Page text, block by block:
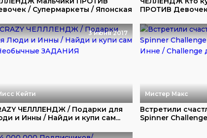
/ Супермаркеты / Японская
ПРОТИВ
3 июня 2017
Кейти
ЧЕЛЛЛЕНДЖ / Подарки для
и Инны / Найди и купи сам...
Мистер Макс
Встретили
Spinner